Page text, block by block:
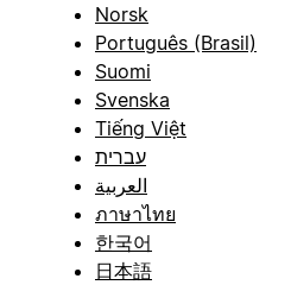
Norsk
Português (Brasil)
Suomi
Svenska
Tiếng Việt
עברית
العربية
ภาษาไทย
한국어
日本語